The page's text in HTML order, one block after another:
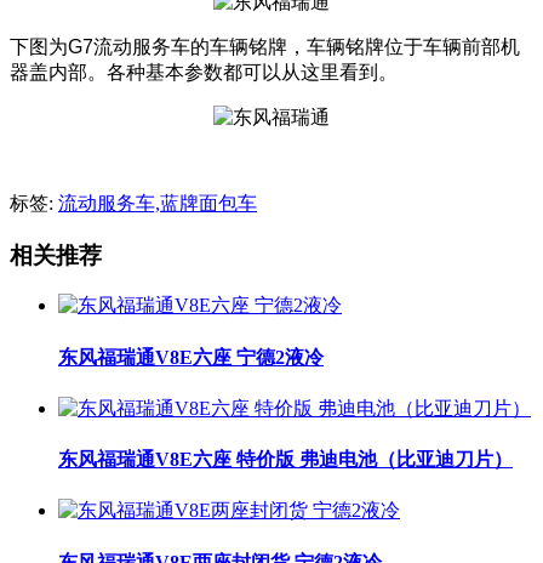
下图为G7流动服务车的车辆铭牌，车辆铭牌位于车辆前部机
器盖内部。各种基本参数都可以从这里看到。
标签: 流动服务车,蓝牌面包车
相关推荐
东风福瑞通V8E六座 宁德2液冷
东风福瑞通V8E六座 特价版 弗迪电池（比亚迪刀片）